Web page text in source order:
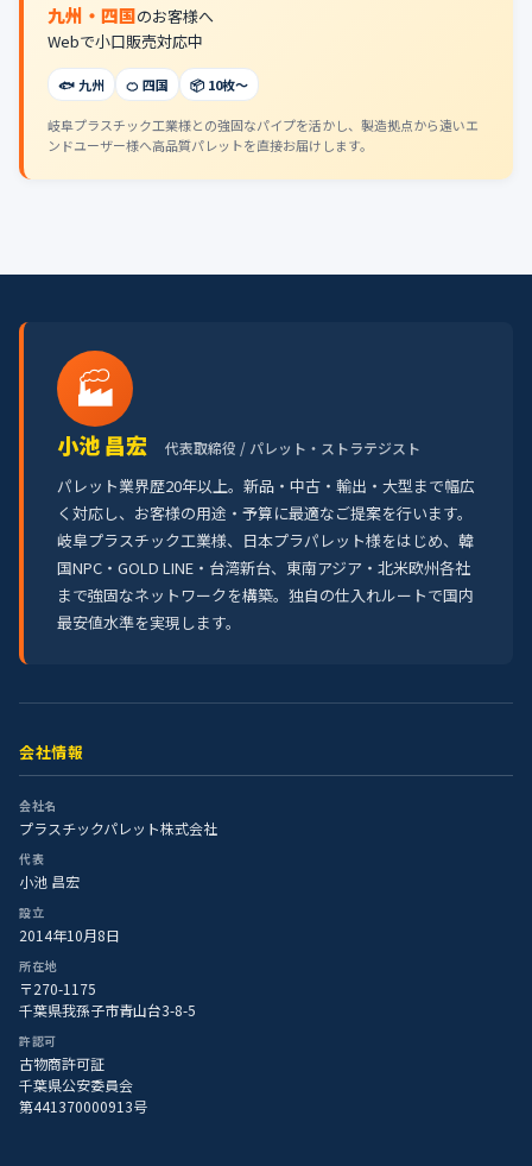
九州・四国のお客様へ
Webで小口販売対応中
🐟 九州 🍊 四国 📦 10枚〜
岐阜プラスチック工業様との強固なパイプを活かし、製造拠点から遠いエ
ンドユーザー様へ高品質パレットを直接お届けします。
🏭
小池 昌宏 代表取締役 / パレット・ストラテジスト
パレット業界歴20年以上。新品・中古・輸出・大型まで幅広
く対応し、お客様の用途・予算に最適なご提案を行います。
岐阜プラスチック工業様、日本プラパレット様をはじめ、韓
国NPC・GOLD LINE・台湾新台、東南アジア・北米欧州各社
まで強固なネットワークを構築。独自の仕入れルートで国内
最安値水準を実現します。
会社情報
会社名
プラスチックパレット株式会社
代表
小池 昌宏
設立
2014年10月8日
所在地
〒270-1175
千葉県我孫子市青山台3-8-5
許認可
古物商許可証
千葉県公安委員会
第441370000913号